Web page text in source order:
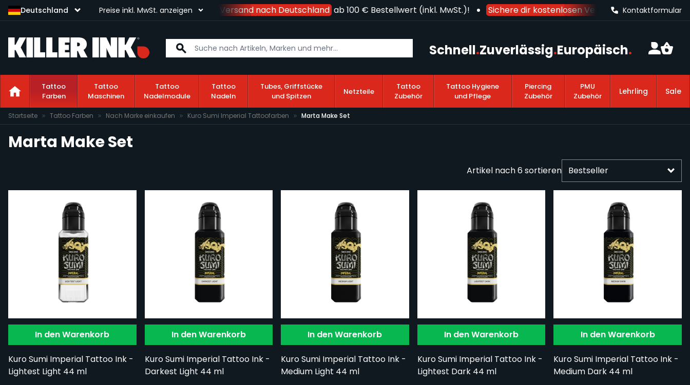
Deutschland Preise inkl. MwSt. anzeigen
Sichere dir kostenlosen Versand nach Deutschlandab 100 € Bestellwert (inkl. MwSt.)! Sichere dir kostenlosen Versand nach Deutschland
Kontaktformular
Schnell.Zuverlässig.Europäisch.
Tattoo
Farben
Tattoo
Maschinen
Tattoo
Nadelmodule
Tattoo
Nadeln
Tubes, Griffstücke
und Spitzen
Netzteile
Tattoo
Zubehör
Tattoo Hygiene
und Pflege
Piercing
Zubehör
PMU
Zubehör
Lehrling Sale
Zum Inhalt springen
Startseite Tattoo Farben Nach Marke einkaufen Kuro Sumi Imperial Tattoofarben Marta Make Set
Marta Make Set
Artikel nach6sortieren
In den Warenkorb
Kuro Sumi Imperial Tattoo Ink -
Lightest Light 44 ml
In den Warenkorb
Kuro Sumi Imperial Tattoo Ink -
Darkest Light 44 ml
In den Warenkorb
Kuro Sumi Imperial Tattoo Ink -
Medium Light 44 ml
In den Warenkorb
Kuro Sumi Imperial Tattoo Ink -
Lightest Dark 44 ml
In den Warenkorb
Kuro Sumi Imperial Tattoo Ink -
Medium Dark 44 ml